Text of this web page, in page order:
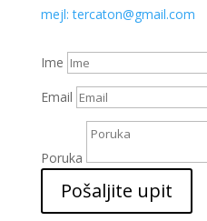
mejl: tercaton@gmail.com
Ime
Email
Poruka
Pošaljite upit